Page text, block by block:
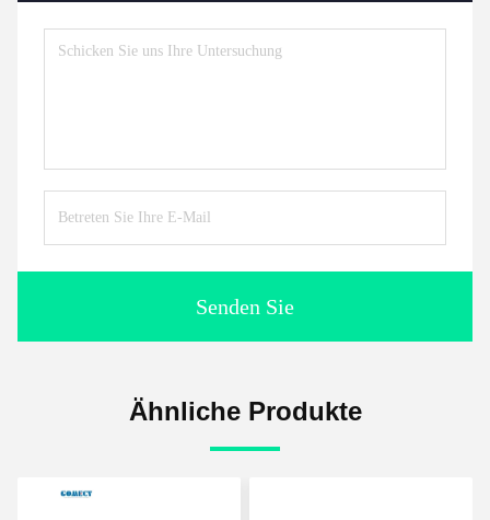
Senden Sie
Ähnliche Produkte